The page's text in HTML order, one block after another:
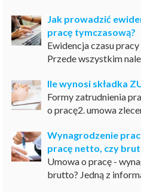
Jak prowadzić
pracę tymczasową?
Ewidencja czasu
Przede wszystkim
Ile wynosi składka
Formy zatrudnienia
o pracę2. umowa
Wynagrodzenie
pracę netto, czy
Umowa o pracę -
brutto? Jedną z